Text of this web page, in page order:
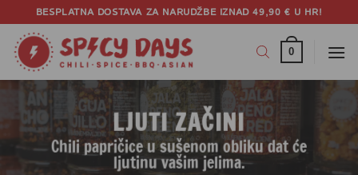
to
content
BESPLATNA DOSTAVA ZA NARUDŽBE IZNAD 49,90 € U HR!
0
LJUTI ZAČINI
Chili papričice u sušenom obliku dat će
ljutinu vašim jelima.